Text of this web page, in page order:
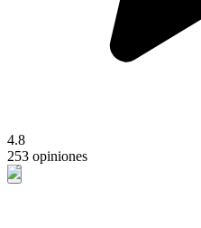
4.8
253 opiniones